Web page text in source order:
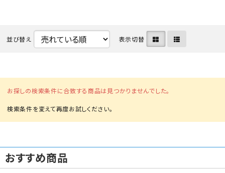
ログイン person 会員登録
カテゴリから選ぶ
並び替え 表示切替
お探しの検索条件に合致する商品は見つかりませんでした。
おすすめ商品